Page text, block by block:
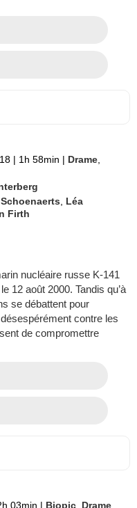
| 1h 58min | Drame
Léa
Firth
nucléaire russe K-141
12 août 2000. Tandis qu’à
se débattent pour
contre les
de compromettre
03min | Biopic Drame